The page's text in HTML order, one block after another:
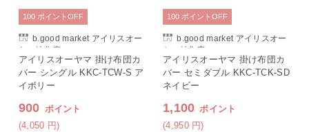
b.good market アイリスオー
ヤマ特集店
アイリスオーヤマ 掛け布団カ
バー シングル KKC-TCW-S ア
イボリー
900 ポイント
(4,050 円)
100 ポイント OFF
b.good market アイリスオー
ヤマ特集店
アイリスオーヤマ 掛け布団カ
バー セミダブル KKC-TCK-SD
ネイビー
1,100 ポイント
(4,950 円)
100 ポイント OFF